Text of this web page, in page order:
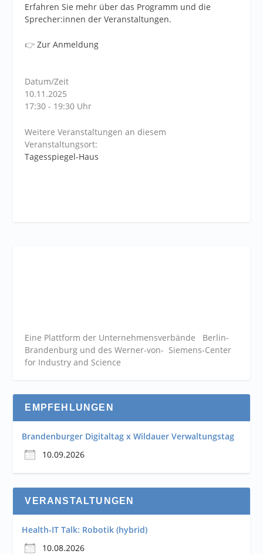
Erfahren Sie mehr über das Programm und die
Sprecher:innen der Veranstaltungen.
👉Zur Anmeldung
Datum/Zeit
10.11.2025
17:30 - 19:30 Uhr
Weitere Veranstaltungen an diesem
Veranstaltungsort:
Tagesspiegel-Haus
Eine Plattform der Unternehmensverbände Berlin-
Brandenburg und des Werner-von- Siemens-Center
for Industry and Science
EMPFEHLUNGEN
Brandenburger Digitaltag x Wildauer Verwaltungstag
10.09.2026
VERANSTALTUNGEN
Health-IT Talk: Robotik (hybrid)
10.08.2026